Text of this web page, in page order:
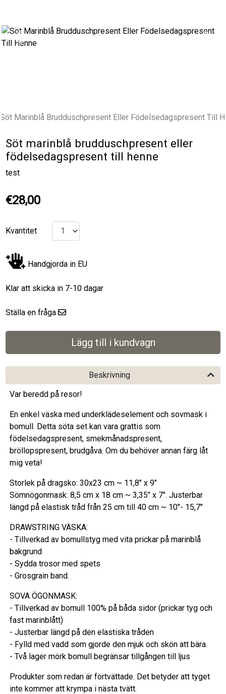
Previous
Söt marinblå brudduschpresent eller
födelsedagspresent till henne
test
€28,00
Kvantitet
Handgjorda in EU
Klar att skicka in 7-10 dagar
Ställa en fråga
Beskrivning
Var beredd på resor!
En enkel väska med underklädeselement och sovmask i
bomull. Detta söta set kan vara grattis som
födelsedagspresent, smekmånadspresent,
bröllopspresent, brudgåva. Om du behöver annan färg låt
mig veta!
Storlek på dragsko: 30x23 cm ~ 11,8" x 9"
Sömnögonmask: 8,5 cm x 18 cm ~ 3,35" x 7". Justerbar
längd på elastisk tråd från 25 cm till 40 cm ~ 10"- 15,7"
DRAWSTRING VÄSKA:
- Tillverkad av bomullstyg med vita prickar på marinblå
bakgrund
- Sydda trosor med spets
- Grosgrain band.
SOVA ÖGONMASK:
- Tillverkad av bomull 100% på båda sidor (prickar tyg och
fast marinblått)
- Justerbar längd på den elastiska tråden
- Fylld med vadd som gjorde den mjuk och skön att bära.
- Två lager mörk bomull begränsar tillgången till ljus
Produkter som redan är förtvättade. Det betyder att tyget
inte kommer att krympa i nästa tvätt.